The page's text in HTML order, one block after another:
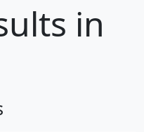
in